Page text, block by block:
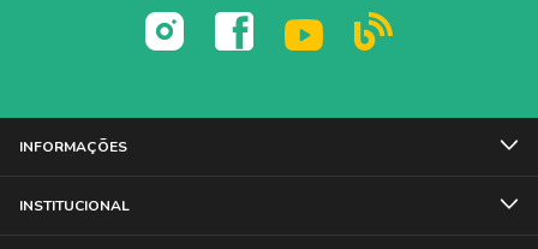
INFORMAÇÕES
INSTITUCIONAL